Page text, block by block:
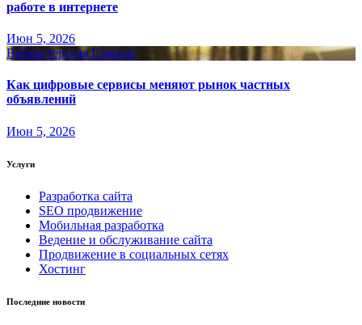
работе в интернете
Июн 5, 2026
Вебмастерская Главное
Как цифровые сервисы меняют рынок частных
объявлений
Июн 5, 2026
Услуги
Разработка сайта
SEO продвижение
Мобильная разработка
Ведение и обслуживание сайта
Продвижение в социальных сетях
Хостинг
Последние новости